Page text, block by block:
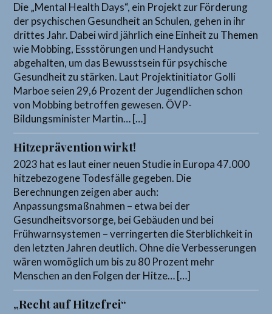
Die „Mental Health Days“, ein Projekt zur Förderung
der psychischen Gesundheit an Schulen, gehen in ihr
drittes Jahr. Dabei wird jährlich eine Einheit zu Themen
wie Mobbing, Essstörungen und Handysucht
abgehalten, um das Bewusstsein für psychische
Gesundheit zu stärken. Laut Projektinitiator Golli
Marboe seien 29,6 Prozent der Jugendlichen schon
von Mobbing betroffen gewesen. ÖVP-
Bildungsminister Martin… […]
Hitzeprävention wirkt!
2023 hat es laut einer neuen Studie in Europa 47.000
hitzebezogene Todesfälle gegeben. Die
Berechnungen zeigen aber auch:
Anpassungsmaßnahmen – etwa bei der
Gesundheitsvorsorge, bei Gebäuden und bei
Frühwarnsystemen – verringerten die Sterblichkeit in
den letzten Jahren deutlich. Ohne die Verbesserungen
wären womöglich um bis zu 80 Prozent mehr
Menschen an den Folgen der Hitze… […]
„Recht auf Hitzefrei“